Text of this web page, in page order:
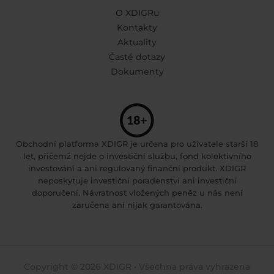
O XDIGRu
Kontakty
Aktuality
Časté dotazy
Dokumenty
Obchodní platforma XDIGR je určena pro uživatele starší 18
let, přičemž nejde o investiční službu, fond kolektivního
investování a ani regulovaný finanční produkt. XDIGR
neposkytuje investiční poradenství ani investiční
doporučení. Návratnost vložených peněz u nás není
zaručena ani nijak garantována.